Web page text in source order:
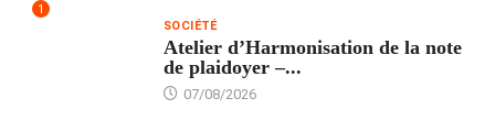
1
SOCIÉTÉ
Atelier d’Harmonisation de la note
de plaidoyer –...
07/08/2026